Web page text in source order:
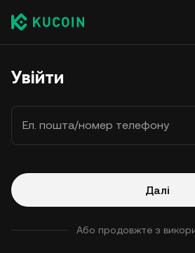
Увійти
Ел. пошта/номер телефону
Далі
Або продовжте з